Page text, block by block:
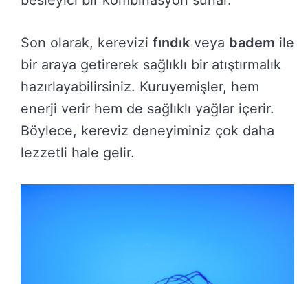
Son olarak, kerevizi fındık veya badem ile
bir araya getirerek sağlıklı bir atıştırmalık
hazırlayabilirsiniz. Kuruyemişler, hem
enerji verir hem de sağlıklı yağlar içerir.
Böylece, kereviz deneyiminiz çok daha
lezzetli hale gelir.